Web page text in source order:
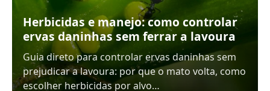
Herbicidas e manejo: como controlar
ervas daninhas sem ferrar a lavoura
Guia direto para controlar ervas daninhas sem
prejudicar a lavoura: por que o mato volta, como
escolher herbicidas por alvo…